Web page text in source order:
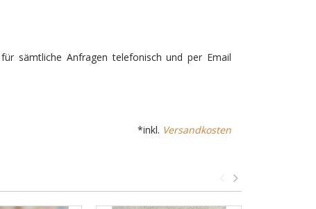
sämtliche Anfragen telefonisch und per Email
*inkl. Versandkosten